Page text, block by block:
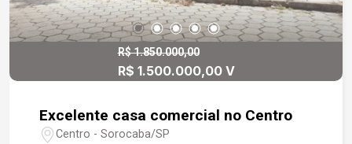
R$ 1.850.000,00
R$ 1.500.000,00 V
Excelente casa comercial no Centro
Centro - Sorocaba/SP